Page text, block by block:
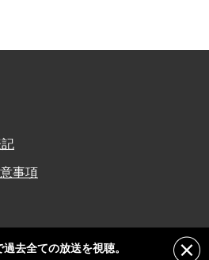
事項
rights reserved.
過去全ての放送を視聴。